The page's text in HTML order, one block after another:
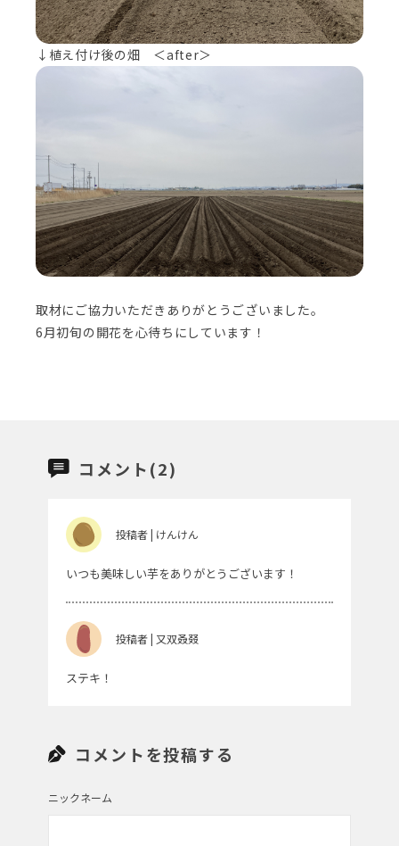
↓植え付け後の畑 ＜after＞
取材にご協力いただきありがとうございました。
6月初旬の開花を心待ちにしています！
コメント(2)
投稿者 | けんけん
いつも美味しい芋をありがとうございます！
投稿者 | 又双叒叕
ステキ！
コメントを投稿する
ニックネーム